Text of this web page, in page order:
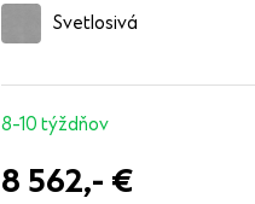
Svetlosivá
8-10 týždňov
8 562,- €